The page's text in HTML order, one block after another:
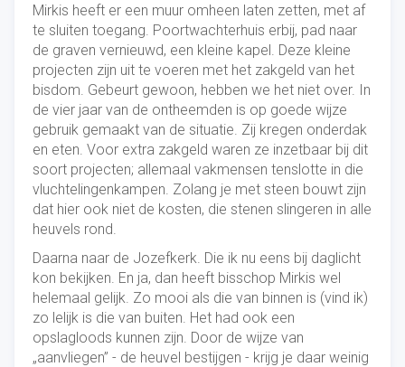
Mirkis heeft er een muur omheen laten zetten, met af
te sluiten toegang. Poortwachterhuis erbij, pad naar
de graven vernieuwd, een kleine kapel. Deze kleine
projecten zijn uit te voeren met het zakgeld van het
bisdom. Gebeurt gewoon, hebben we het niet over. In
de vier jaar van de ontheemden is op goede wijze
gebruik gemaakt van de situatie. Zij kregen onderdak
en eten. Voor extra zakgeld waren ze inzetbaar bij dit
soort projecten; allemaal vakmensen tenslotte in die
vluchtelingenkampen. Zolang je met steen bouwt zijn
dat hier ook niet de kosten, die stenen slingeren in alle
heuvels rond.
Daarna naar de Jozefkerk. Die ik nu eens bij daglicht
kon bekijken. En ja, dan heeft bisschop Mirkis wel
helemaal gelijk. Zo mooi als die van binnen is (vind ik)
zo lelijk is die van buiten. Het had ook een
opslagloods kunnen zijn. Door de wijze van
„aanvliegen” - de heuvel bestijgen - krijg je daar weinig